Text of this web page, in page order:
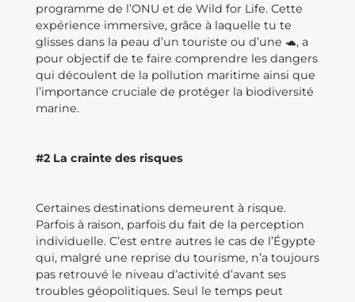
programme de l’ONU et de Wild for Life. Cette
expérience immersive, grâce à laquelle tu te
glisses dans la peau d’un touriste ou d’une 🐢, a
pour objectif de te faire comprendre les dangers
qui découlent de la pollution maritime ainsi que
l’importance cruciale de protéger la biodiversité
marine.
#2 La crainte des risques
Certaines destinations demeurent à risque.
Parfois à raison, parfois du fait de la perception
individuelle. C’est entre autres le cas de l’Égypte
qui, malgré une reprise du tourisme, n’a toujours
pas retrouvé le niveau d’activité d’avant ses
troubles géopolitiques. Seul le temps peut